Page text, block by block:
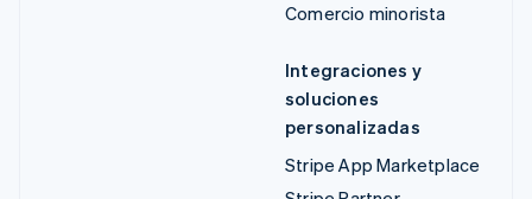
Comercio minorista
Integraciones y
soluciones
personalizadas
Stripe App Marketplace